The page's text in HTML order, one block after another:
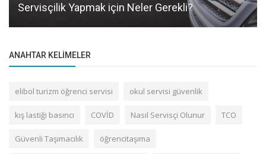
Servisçilik Yapmak için Neler Gerekli?
ANAHTAR KELIMELER
elibol turizm öğrenci servisi okul servisi güvenlik
kış lastiği basıncı COVİD Nasıl Servisçi Olunur TCO
Güvenli Taşımacılık öğrencitaşıma